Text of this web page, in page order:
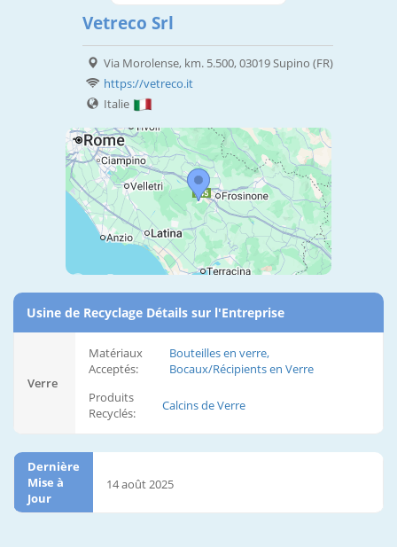
Vetreco Srl
Via Morolense, km. 5.500, 03019 Supino (FR)
https://vetreco.it
Italie
Usine de Recyclage Détails sur l'Entreprise
Verre
Matériaux
Acceptés:
Bouteilles en verre,
Bocaux/Récipients en Verre
Produits
Recyclés:
Calcins de Verre
Dernière
Mise à
Jour
14 août 2025